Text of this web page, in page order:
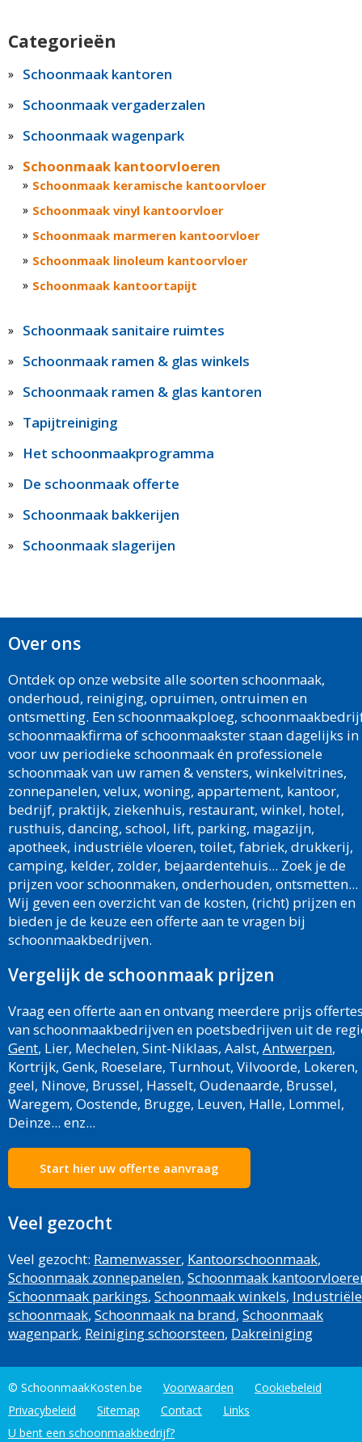
Categorieën
Schoonmaak kantoren
Schoonmaak vergaderzalen
Schoonmaak wagenpark
Schoonmaak kantoorvloeren
Schoonmaak keramische kantoorvloer
Schoonmaak vinyl kantoorvloer
Schoonmaak marmeren kantoorvloer
Schoonmaak linoleum kantoorvloer
Schoonmaak kantoortapijt
Schoonmaak sanitaire ruimtes
Schoonmaak ramen & glas winkels
Schoonmaak ramen & glas kantoren
Tapijtreiniging
Het schoonmaakprogramma
De schoonmaak offerte
Schoonmaak bakkerijen
Schoonmaak slagerijen
Over ons
Ontdek op onze website alle soorten schoonmaak,
onderhoud, reiniging, opruimen, ontruimen en
ontsmetting. Een schoonmaakploeg,
schoonmaakfirma of schoonmaakster staan dagelijks in
voor uw periodieke schoonmaak én professionele
schoonmaak van uw ramen & vensters, winkelvitrines,
zonnepanelen, velux, woning, appartement, kantoor,
bedrijf, praktijk, ziekenhuis, restaurant, winkel, hotel,
rusthuis, dancing, school, lift, parking, magazijn,
apotheek, industriële vloeren, toilet, fabriek, drukkerij,
camping, kelder, zolder, bejaardentehuis... Zoek je de
prijzen voor schoonmaken, onderhouden, ontsmetten...
Wij geven een overzicht van de kosten, (richt) prijzen en
bieden je de keuze een offerte aan te vragen bij
schoonmaakbedrijven.
Vergelijk de schoonmaak prijzen
Vraag een offerte aan en ontvang meerdere prijs
van schoonmaakbedrijven en poetsbedrijven uit de
Gent, Lier, Mechelen, Sint-Niklaas, Aalst, Antwerpen,
Kortrijk, Genk, Roeselare, Turnhout, Vilvoorde, Lokeren,
geel, Ninove, Brussel, Hasselt, Oudenaarde, Brussel,
Waregem, Oostende, Brugge, Leuven, Halle, Lommel,
Deinze... enz...
Start hier uw offerte aanvraag
Veel gezocht
Veel gezocht: Ramenwasser, Kantoorschoonmaak,
Schoonmaak zonnepanelen, Schoonmaak
Schoonmaak parkings, Schoonmaak winkels, Industriële
schoonmaak, Schoonmaak na brand, Schoonmaak
wagenpark, Reiniging schoorsteen, Dakreiniging
© SchoonmaakKosten.be Voorwaarden
Cookiebeleid
Privacybeleid
Sitemap Contact
Links
U bent een schoonmaakbedrijf?